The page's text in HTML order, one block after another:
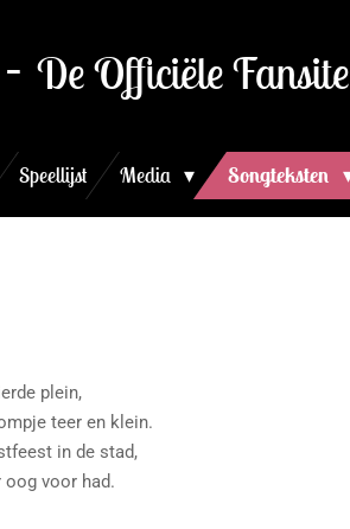
De Officiële Fansite
Speellijst Media Songteksten
plein,
teer en klein.
in de stad,
oog voor had.